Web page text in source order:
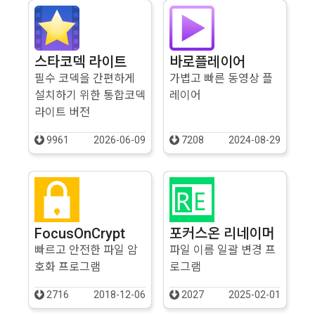
스타코덱 라이트
필수 코덱을 간편하게
설치하기 위한 통합코덱
라이트 버전
9961 2026-06-09
바로플레이어
가볍고 빠른 동영상 플
레이어
7208 2024-08-29
FocusOnCrypt
빠르고 안전한 파일 암
호화 프로그램
2716 2018-12-06
포커스온 리네이머
파일 이름 일괄 변경 프
로그램
2027 2025-02-01